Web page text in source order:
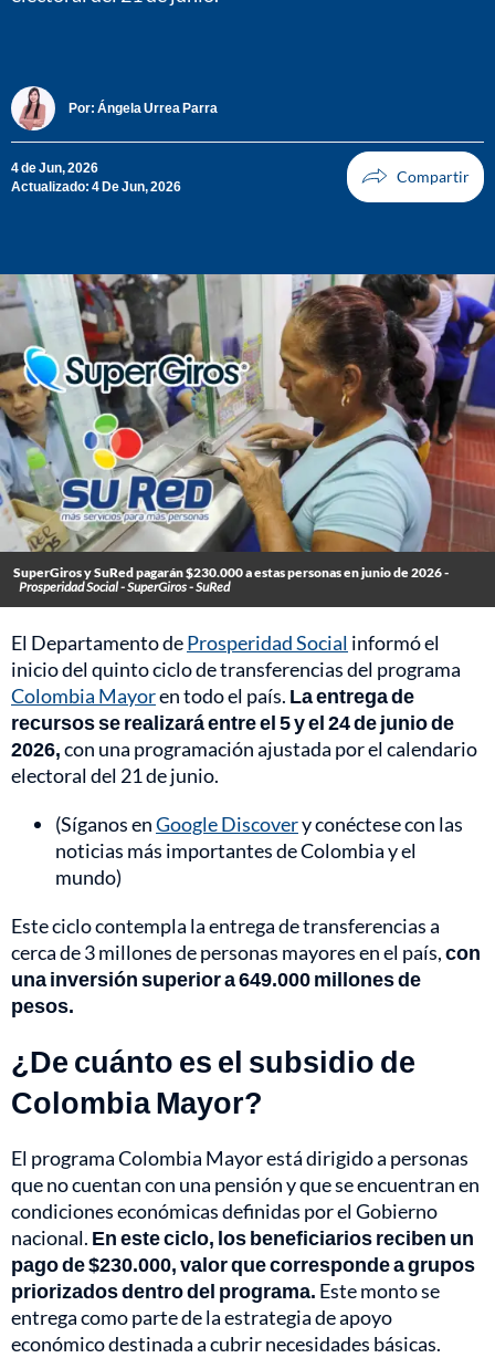
Por: Ángela Urrea Parra
4 de Jun, 2026
Actualizado: 4 De Jun, 2026
SuperGiros y SuRed pagarán $230.000 a estas personas en junio de 2026 -
Prosperidad Social - SuperGiros - SuRed
El Departamento deProsperidad Social informó el
inicio del quinto ciclo de transferencias del programa
Colombia Mayoren todo el país. La entrega de
recursos se realizará entre el 5 y el 24 de junio de
2026,con una programación ajustada por el calendario
electoral del 21 de junio.
(Síganos enGoogle Discovery conéctese con las
noticias más importantes de Colombia y el
mundo)
Este ciclo contempla la entrega de transferencias a
cerca de 3 millones de personas mayores en el país,con
una inversión superior a 649.000 millones de
pesos.
¿De cuánto es el subsidio de
Colombia Mayor?
El programa Colombia Mayor está dirigido a personas
que no cuentan con una pensión y que se encuentran en
condiciones económicas definidas por el Gobierno
nacional. En este ciclo, los beneficiarios reciben un
pago de $230.000, valor que corresponde a grupos
priorizados dentro del programa. Este monto se
entrega como parte de la estrategia de apoyo
económico destinada a cubrir necesidades básicas.